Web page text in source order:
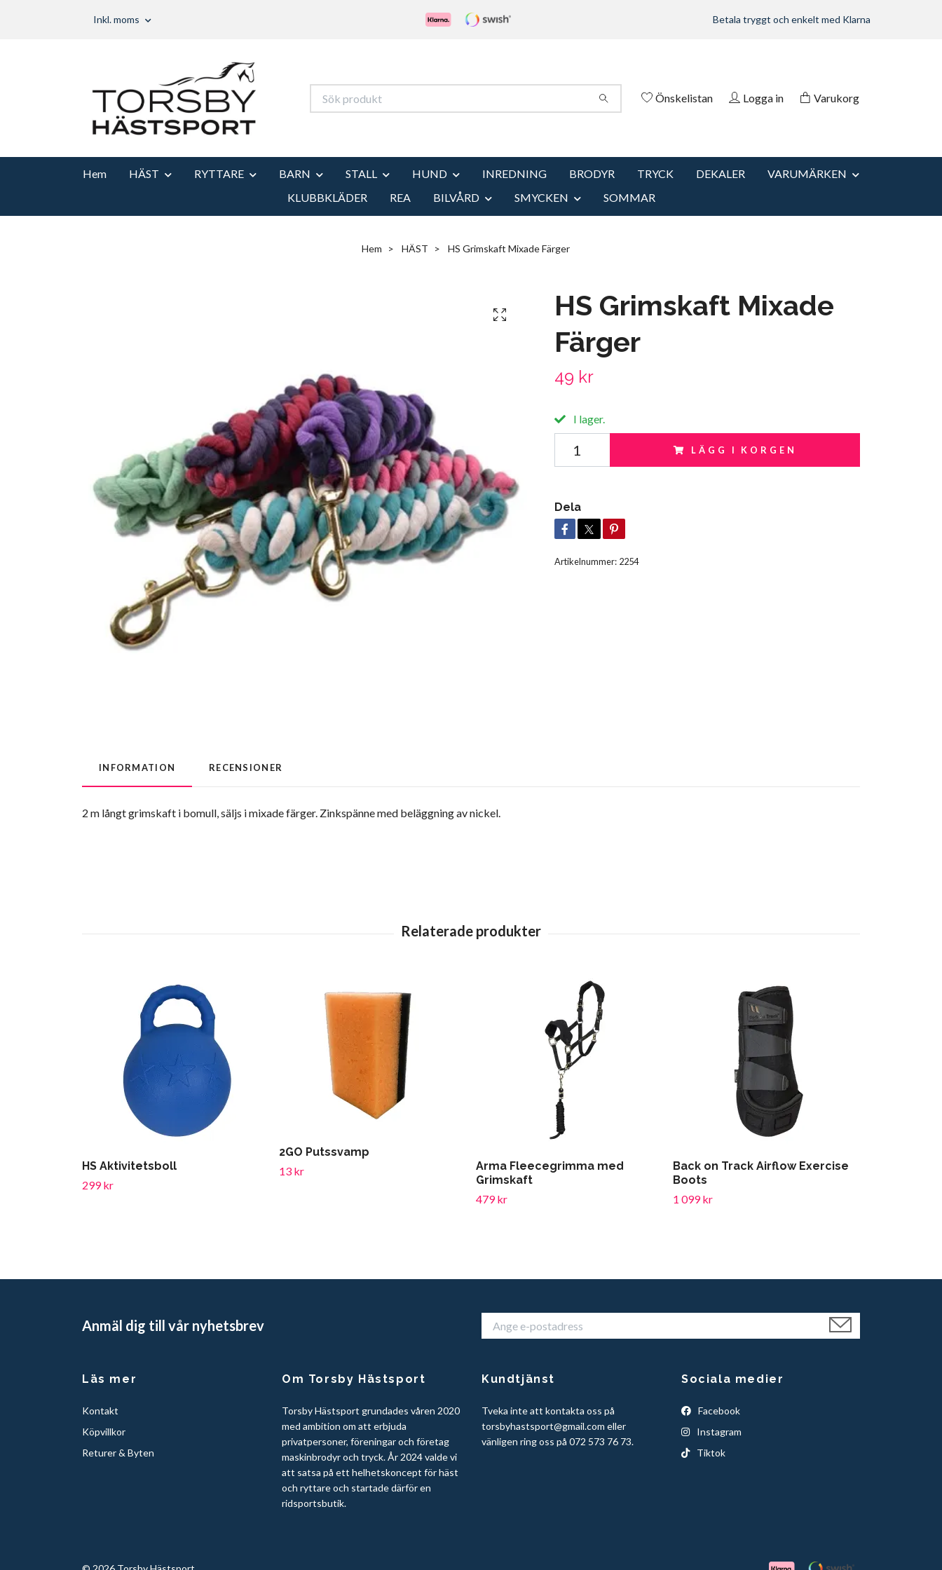
Inkl. moms Betala tryggt och enkelt med Klarna
Önskelistan Logga in Varukorg
Hem HÄST RYTTARE BARN STALL HUND INREDNING BRODYR TRYCK DEKALER
VARUMÄRKEN
KLUBBKLÄDER
REA BILVÅRD SMYCKEN SOMMAR
Hem HÄST HS Grimskaft Mixade Färger
HS Grimskaft Mixade
Färger
49 kr
I lager.
LÄGG I KORGEN
Dela
Artikelnummer: 2254
INFORMATION RECENSIONER
2 m långt grimskaft i bomull, säljs i mixade färger. Zinkspänne med beläggning av nickel.
HS Aktivitetsboll
299 kr
2GO Putssvamp
13 kr
Arma Fleecegrimma med
Grimskaft
479 kr
Back on Track Airflow Exercise
Boots
1 099 kr
Anmäl dig till vår nyhetsbrev
Läs mer
Kontakt
Köpvillkor
Returer & Byten
Om Torsby Hästsport
Torsby Hästsport grundades våren 2020
med ambition om att erbjuda
privatpersoner, föreningar och företag
maskinbrodyr och tryck. År 2024 valde vi
att satsa på ett helhetskoncept för häst
och ryttare och startade därför en
ridsportsbutik.
Kundtjänst
Tveka inte att kontakta oss på
torsbyhastsport@gmail.com eller
vänligen ring oss på 072 573 76 73.
Sociala medier
Facebook
Instagram
Tiktok